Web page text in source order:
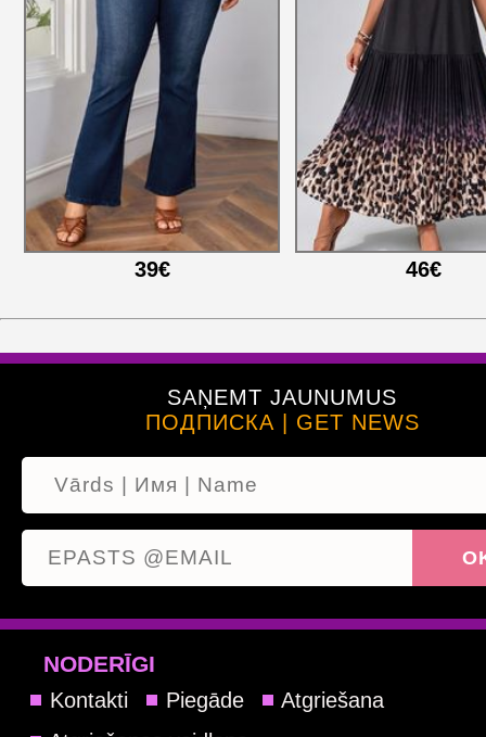
39€ 46€
SAŅEMT JAUNUMUS
ПОДПИСКА | GET NEWS
NODERĪGI
Kontakti Piegāde
Atgriešana